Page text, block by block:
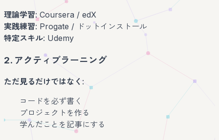
理論学習: Coursera / edX
実践練習: Progate / ドットインストール
特定スキル: Udemy
2. アクティブラーニング
ただ見るだけではなく :
コードを必ず書く
プロジェクトを作る
学んだことを記事にする